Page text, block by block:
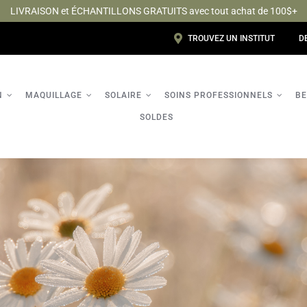
LIVRAISON et ÉCHANTILLONS GRATUITS avec tout achat de 100$+
TROUVEZ UN INSTITUT
MAQUILLAGE SOLAIRE SOINS PROFESSIONNELS
SOLDES